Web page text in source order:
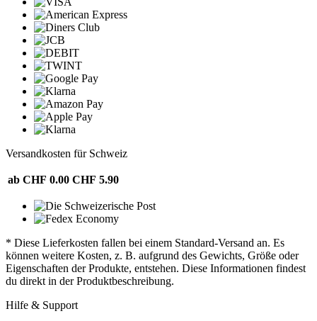
Versandkosten für Schweiz
ab CHF 0.00 CHF 5.90
* Diese Lieferkosten fallen bei einem Standard-Versand an. Es
können weitere Kosten, z. B. aufgrund des Gewichts, Größe oder
Eigenschaften der Produkte, entstehen. Diese Informationen findest
du direkt in der Produktbeschreibung.
Hilfe & Support